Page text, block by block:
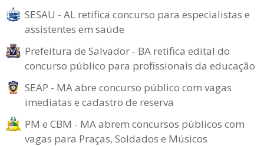
SESAU - AL retifica concurso para especialistas e
assistentes em saúde
Prefeitura de Salvador - BA retifica edital do
concurso público para profissionais da educação
SEAP - MA abre concurso público com vagas
imediatas e cadastro de reserva
PM e CBM - MA abrem concursos públicos com
vagas para Praças, Soldados e Músicos